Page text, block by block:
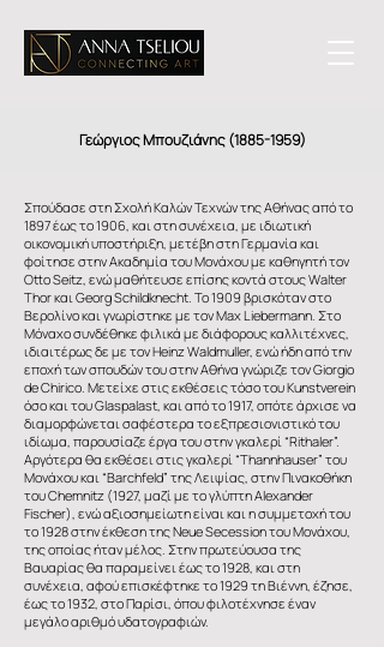
Γεώργιος Μπουζιάνης(1885-1959)
Σπούδασε στη Σχολή Καλών Τεχνών της Αθήνας από το
1897 έως το 1906, και στη συνέχεια, με ιδιωτική
οικονομική υποστήριξη, μετέβη στη Γερμανία και
φοίτησε στην Ακαδημία του Μονάχου με καθηγητή τον
Otto Seitz, ενώ μαθήτευσε επίσης κοντά στους Walter
Thor και Georg Schildknecht. To 1909 βρισκόταν στο
Βερολίνο και γνωρίστηκε με τον Max Liebermann. Στο
Μόναχο συνδέθηκε φιλικά με διάφορους καλλιτέχνες,
ιδιαιτέρως δε με τον Heinz Waldmuller, ενώ ήδη από την
εποχή των σπουδών του στην Αθήνα γνώριζε τον Giorgio
de Chirico. Μετείχε στις εκθέσεις τόσο του Kunstverein
όσο και του Glaspalast, και από το 1917, οπότε άρχισε να
διαμορφώνεται σαφέστερα το εξπρεσιονιστικό του
ιδίωμα, παρουσίαζε έργα του στην γκαλερί “Rithaler”.
Αργότερα θα εκθέσει στις γκαλερί “Thannhauser” του
Μονάχου και “Barchfeld” της Λειψίας, στην Πινακοθήκη
του Chemnitz (1927, μαζί με το γλύπτη Alexander
Fischer), ενώ αξιοσημείωτη είναι και η συμμετοχή του
το 1928 στην έκθεση της Neue Secession του Μονάχου,
της οποίας ήταν μέλος. Στην πρωτεύουσα της
Βαυαρίας θα παραμείνει έως το 1928, και στη
συνέχεια, αφού επισκέφτηκε το 1929 τη Βιέννη, έζησε,
έως το 1932, στο Παρίσι, όπου φιλοτέχνησε έναν
μεγάλο αριθμό υδατογραφιών.